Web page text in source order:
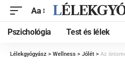
Aa
Pszichológia Test és lélek
Lélekgyógyász > Wellness > Jólét > Az